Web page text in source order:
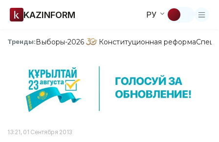
KAZINFORM РУ
Тренды:Выборы-2026 Конституционная реформа
13:21, 01 Сентября 2013